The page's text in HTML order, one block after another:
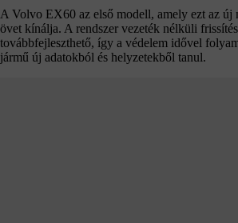
A Volvo EX60 az első modell, amely ezt az új
övet kínálja. A rendszer vezeték nélküli
továbbfejleszthető, így a védelem idővel
jármű új adatokból és helyzetekből tanul.